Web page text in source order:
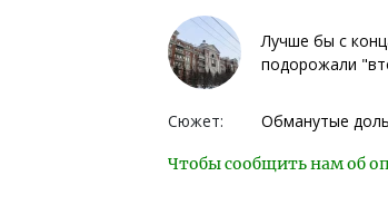
Лучше бы с
подорожали
Сюжет: Обманутые
Чтобы сообщить нам об